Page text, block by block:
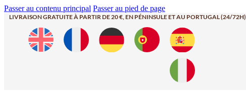
Passer au contenu principal Passer au pied de page
LIVRAISON GRATUITE À PARTIR DE 20 €, EN PÉNINSULE ET AU PORTUGAL (24/72H)